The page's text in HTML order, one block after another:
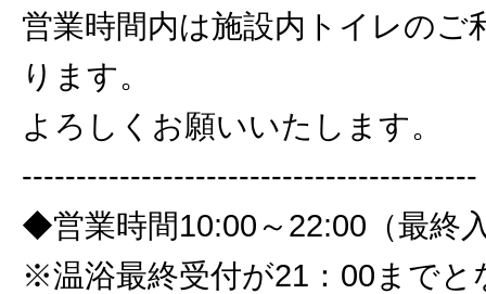
営業時間内は施設内トイレのご
ります。
よろしくお願いいたします。
------------------------------------------
◆営業時間10:00～22:00（最終
※温浴最終受付が21：00までと